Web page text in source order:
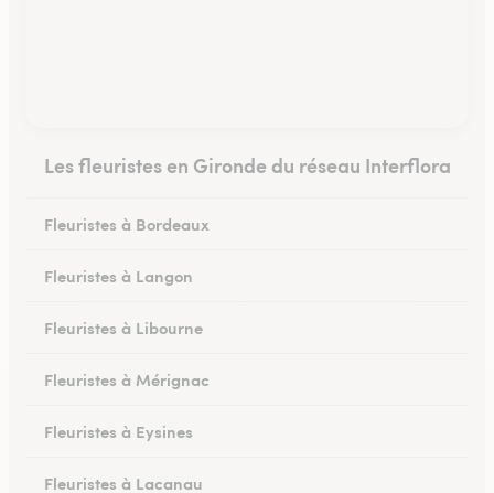
Les fleuristes en Gironde du réseau Interflora
Fleuristes à Bordeaux
Fleuristes à Langon
Fleuristes à Libourne
Fleuristes à Mérignac
Fleuristes à Eysines
Fleuristes à Lacanau